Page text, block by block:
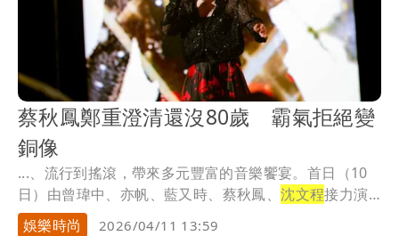
蔡秋鳳鄭重澄清還沒80歲 霸氣拒絕變
銅像
...、流行到搖滾，帶來多元豐富的音樂饗宴。首日（10
日）由曾瑋中、亦帆、藍又時、蔡秋鳳、沈文程接力演
出。
娛樂時尚 2026/04/11 13:59